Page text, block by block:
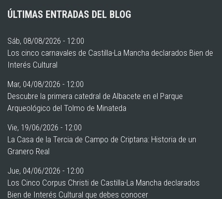
ÚLTIMAS ENTRADAS DEL BLOG
Sáb, 08/08/2026 - 12:00
Los cinco carnavales de Castilla-La Mancha declarados Bien de
Interés Cultural
Mar, 04/08/2026 - 12:00
Descubre la primera catedral de Albacete en el Parque
Arqueológico del Tolmo de Minateda
Vie, 19/06/2026 - 12:00
La Casa de la Tercia de Campo de Criptana: Historia de un
Granero Real
Jue, 04/06/2026 - 12:00
Los Cinco Corpus Christi de Castilla-La Mancha declarados
Bien de Interés Cultural que debes conocer